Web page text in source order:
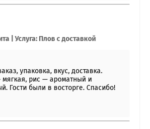
| Услуга: Плов с доставкой
упаковка, вкус, доставка.
мягкая, рис — ароматный и
Гости были в восторге. Спасибо!